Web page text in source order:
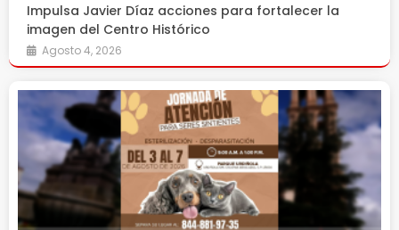
Impulsa Javier Díaz acciones para fortalecer la
imagen del Centro Histórico
Agosto 4, 2026